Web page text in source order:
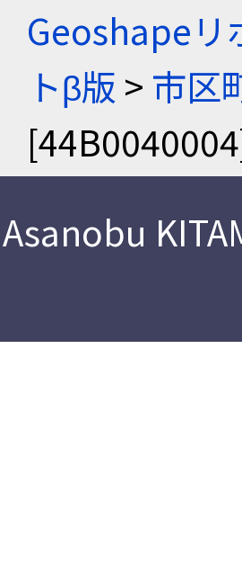
Geoshapeリ
トβ版 > 市区
Asanobu